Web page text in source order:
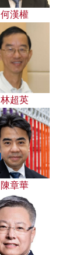
何漢權
林超英
陳章華